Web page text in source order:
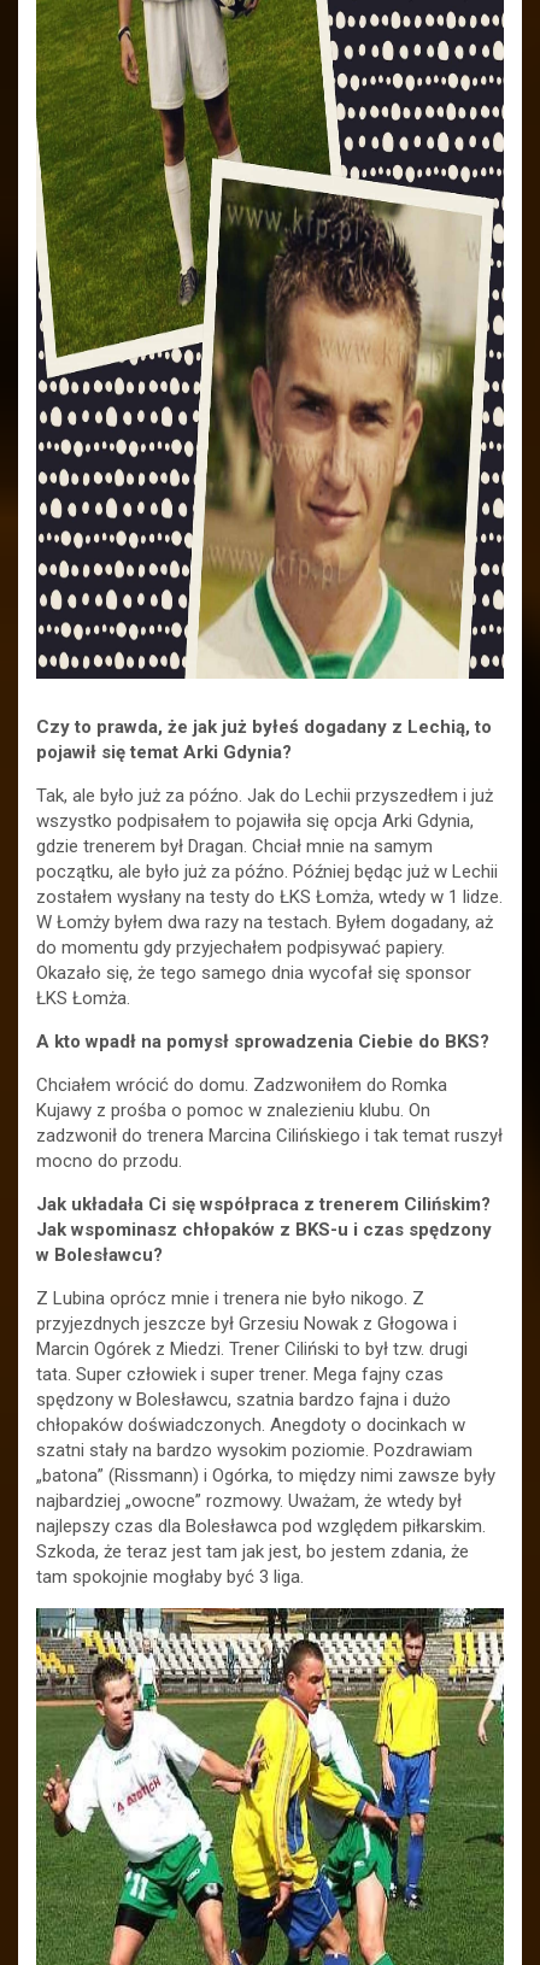
Czy to prawda, że jak już byłeś dogadany z Lechią, to
pojawił się temat Arki Gdynia?
Tak, ale było już za późno. Jak do Lechii przyszedłem i już
wszystko podpisałem to pojawiła się opcja Arki Gdynia,
gdzie trenerem był Dragan. Chciał mnie na samym
początku, ale było już za późno. Później będąc już w Lechii
zostałem wysłany na testy do ŁKS Łomża, wtedy w 1 lidze.
W Łomży byłem dwa razy na testach. Byłem dogadany, aż
do momentu gdy przyjechałem podpisywać papiery.
Okazało się, że tego samego dnia wycofał się sponsor
ŁKS Łomża.
A kto wpadł na pomysł sprowadzenia Ciebie do BKS?
Chciałem wrócić do domu. Zadzwoniłem do Romka
Kujawy z prośba o pomoc w znalezieniu klubu. On
zadzwonił do trenera Marcina Cilińskiego i tak temat ruszył
mocno do przodu.
Jak układała Ci się współpraca z trenerem Cilińskim?
Jak wspominasz chłopaków z BKS-u i czas spędzony
w Bolesławcu?
Z Lubina oprócz mnie i trenera nie było nikogo. Z
przyjezdnych jeszcze był Grzesiu Nowak z Głogowa i
Marcin Ogórek z Miedzi. Trener Ciliński to był tzw. drugi
tata. Super człowiek i super trener. Mega fajny czas
spędzony w Bolesławcu, szatnia bardzo fajna i dużo
chłopaków doświadczonych. Anegdoty o docinkach w
szatni stały na bardzo wysokim poziomie. Pozdrawiam
„batona” (Rissmann) i Ogórka, to między nimi zawsze były
najbardziej „owocne” rozmowy. Uważam, że wtedy był
najlepszy czas dla Bolesławca pod względem piłkarskim.
Szkoda, że teraz jest tam jak jest, bo jestem zdania, że
tam spokojnie mogłaby być 3 liga.